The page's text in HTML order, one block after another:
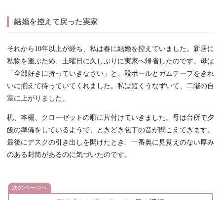
結婚を控えて戻った実家
それから10年以上が経ち、私は春に結婚を控えていました。新居に
私物を運ぶため、土曜日に久しぶりに実家へ帰省したのです。母は
「全部好きに持っていきなさい」と、段ボールとガムテープをきれ
いに揃えて待っていてくれました。私は短くうなずいて、二階の自
室に上がりました。
机、本棚、クローゼットの順に片付けていきました。母は台所で夕
飯の準備をしているようで、ときどき包丁の音が聞こえてきます。
最後にデスクの引き出しを開けたとき、一番奥に見覚えのない厚み
のある封筒があるのに気づいたのです。
次のページへ